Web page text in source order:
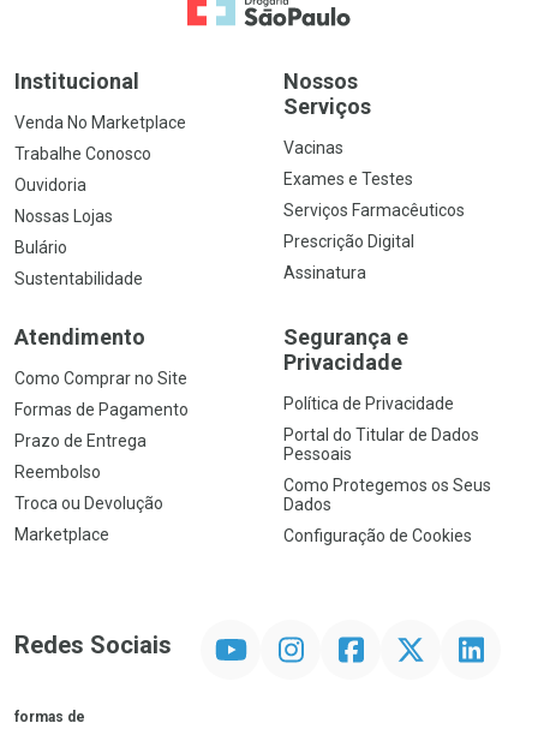
Ir para a Home
Institucional
Venda No Marketplace
Trabalhe Conosco
Ouvidoria
Nossas Lojas
Bulário
Sustentabilidade
Nossos
Serviços
Vacinas
Exames e Testes
Serviços Farmacêuticos
Prescrição Digital
Assinatura
Atendimento
Como Comprar no Site
Formas de Pagamento
Prazo de Entrega
Reembolso
Troca ou Devolução
Marketplace
Segurança e
Privacidade
Política de Privacidade
Portal do Titular de Dados
Pessoais
Como Protegemos os Seus
Dados
Configuração de Cookies
Redes Sociais InstagramFacebookTwitter Linkedin
formas de